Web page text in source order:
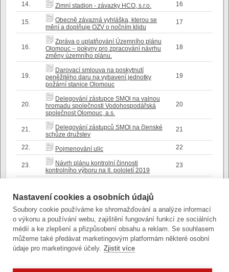
14. Zimní stadion - závazky HCO, s.r.o. 16
15.
Obecně závazná vyhláška, kterou se
mění a doplňuje OZV o nočním klidu
17
16.
Zpráva o uplatňování Územního plánu
Olomouc – pokyny pro zpracování návrhu
změny územního plánu.
18
19.
Darovací smlouva na poskytnutí
peněžitého daru na vybavení jednotky
požární stanice Olomouc
19
20.
Delegování zástupce SMOl na valnou
hromadu společnosti Vodohospodářská
společnost Olomouc, a.s.
20
21.
Delegování zástupců SMOl na členské
schůze družstev
21
22. Pojmenování ulic 22
23.
Návrh plánu kontrolní činnosti
kontrolního výboru na II. pololetí 2019
23
města Olomouce, o.p.s. - přijetí nového
znění zakladatelské listiny
25.
Pokyn k úpravě Změny č. II ÚP
Olomouc
26. Různé 26
Nastavení cookies a osobních údajů
Soubory cookie používáme ke shromažďování a analýze informací
o výkonu a používání webu, zajištění fungování funkcí ze sociálních
médií a ke zlepšení a přizpůsobení obsahu a reklam. Se souhlasem
můžeme také předávat marketingovým platformám některé osobní
údaje pro marketingové účely. Zjistit více